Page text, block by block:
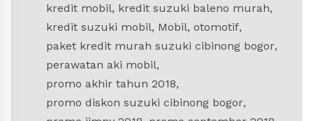
kredit mobil, kredit suzuki baleno murah,
kredit suzuki mobil, Mobil, otomotif,
paket kredit murah suzuki cibinong bogor,
perawatan aki mobil,
promo akhir tahun 2018,
promo diskon suzuki cibinong bogor,